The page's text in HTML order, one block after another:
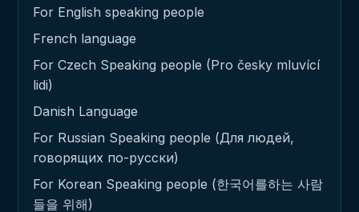
For English speaking people
French language
For Czech Speaking people (Pro česky mluvící
lidi)
Danish Language
For Russian Speaking people (Для людей,
говорящих по-русски)
For Korean Speaking people (한국어를하는 사람
들을 위해)